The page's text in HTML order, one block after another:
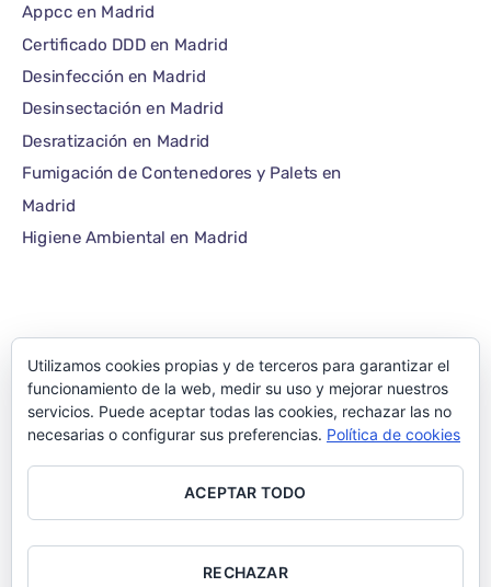
Appcc en Madrid
Certificado DDD en Madrid
Desinfección en Madrid
Desinsectación en Madrid
Desratización en Madrid
Fumigación de Contenedores y Palets en
Madrid
Higiene Ambiental en Madrid
©1986 – 2022 — E-plagas.com
Empresa de control
de plagas de Madrid
– Todos los derechos
Utilizamos cookies propias y de terceros para garantizar el
funcionamiento de la web, medir su uso y mejorar nuestros
servicios. Puede aceptar todas las cookies, rechazar las no
necesarias o configurar sus preferencias. Política de cookies
ACEPTAR TODO
RECHAZAR